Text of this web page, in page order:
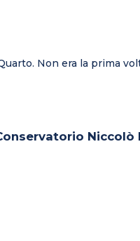
Non era la prima
Niccolò